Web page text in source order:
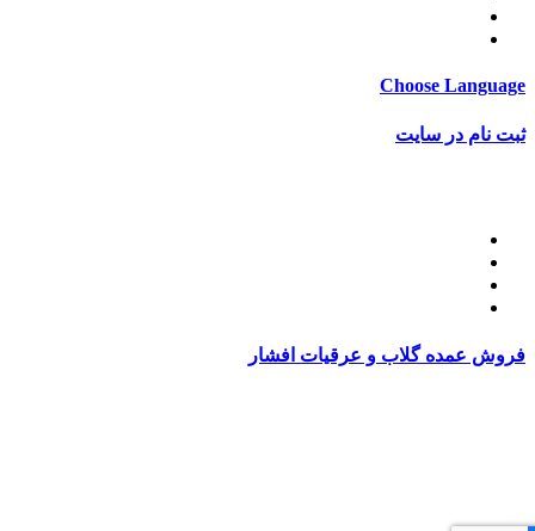
Choose Language
ثبت نام در سایت
فروش عمده گلاب و عرقیات افشار